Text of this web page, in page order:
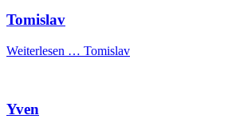
Tomislav
Weiterlesen … Tomislav
Yven